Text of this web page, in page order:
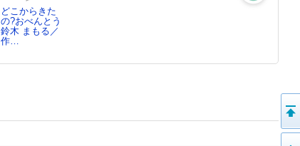
どこからきた
の?おべんとう
鈴木 まもる／
作…